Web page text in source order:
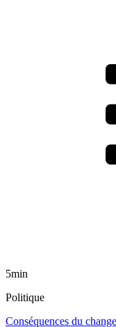
5min
Politique
Conséquences du